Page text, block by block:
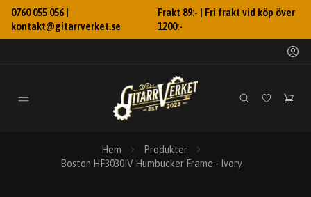
0760 055 056 |
kontakt@gitarrverket.se
Frakt 89:- | Fri frakt vid köp över
1200:-
Hem
Produkter
Boston HF3030IV Humbucker Frame - Ivory